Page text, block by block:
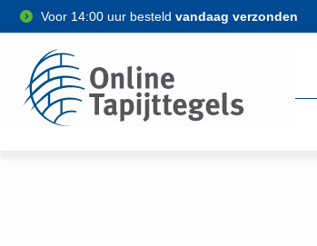
Voor 14:00 uur besteld vandaag verzonden